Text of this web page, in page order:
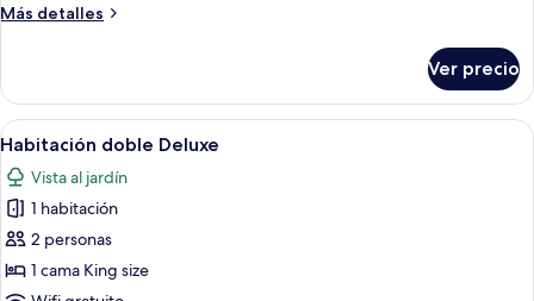
Más detalles
Más
cuádruple
Deluxe
Ver precio
Abrir
todas
las
fotos
de
Habitación
Un dormitorio con techo de madera,
1
Habitación doble Deluxe
Vista al jardín
1 habitación
2 personas
1 cama King size